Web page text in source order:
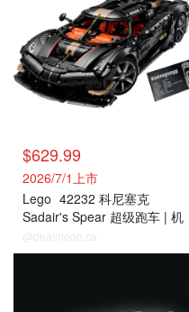
$629.99
2026/7/1上市
Lego 42232 科尼塞克
Sadair's Spear 超级跑车 | 机
械组
@dealmoon.ca